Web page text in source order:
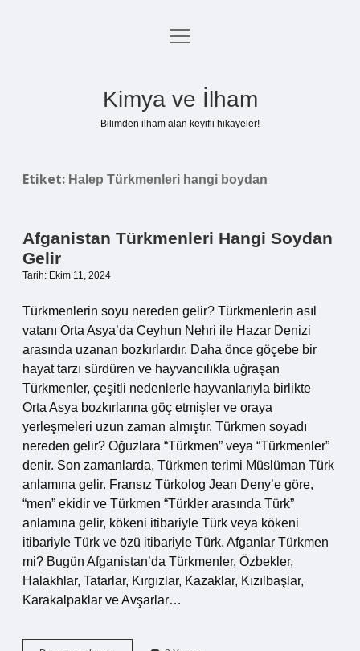
Anasayfa
menüyü
Kimya ve İlham
Bilimden ilham alan keyifli hikayeler!
Etiket: Halep Türkmenleri hangi boydan
Afganistan Türkmenleri Hangi Soydan
Gelir
Tarih: Ekim 11, 2024
Türkmenlerin soyu nereden gelir? Türkmenlerin asıl
vatanı Orta Asya’da Ceyhun Nehri ile Hazar Denizi
arasında uzanan bozkırlardır. Daha önce göçebe bir
hayat tarzı sürdüren ve hayvancılıkla uğraşan
Türkmenler, çeşitli nedenlerle hayvanlarıyla birlikte
Orta Asya bozkırlarına göç etmişler ve oraya
yerleşmeleri uzun zaman almıştır. Türkmen soyadı
nereden gelir? Oğuzlara “Türkmen” veya “Türkmenler”
denir. Son zamanlarda, Türkmen terimi Müslüman Türk
anlamına gelir. Fransız Türkolog Jean Deny’e göre,
“men” ekidir ve Türkmen “Türkler arasında Türk”
anlamına gelir, kökeni itibariyle Türk veya kökeni
itibariyle Türk ve özü itibariyle Türk. Afganlar Türkmen
mi? Bugün Afganistan’da Türkmenler, Özbekler,
Halakhlar, Tatarlar, Kırgızlar, Kazaklar, Kızılbaşlar,
Karakalpaklar ve Avşarlar…